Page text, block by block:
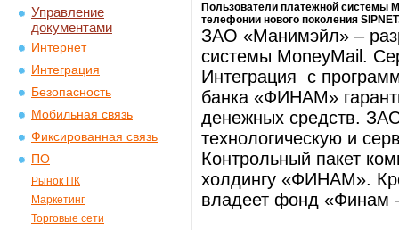
Управление
документами
Интернет
Интеграция
Безопасность
Мобильная связь
Фиксированная связь
ПО
Рынок ПК
Маркетинг
Торговые сети
Пользователи платежной системы
телефонии нового поколения
ЗАО «Манимэйл» –
системы MoneyMail.
Интеграция с
банка «ФИНАМ»
денежных средств.
технологическую и
Контрольный пакет
холдингу «ФИНАМ».
владеет фонд «Финам